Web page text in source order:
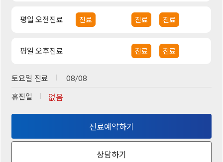
평일 오전진료 진료 진료 진료
평일 오후진료 진료 진료
토요일 진료 08/08
휴진일 없음
진료예약하기
상담하기